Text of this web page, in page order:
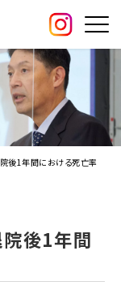
後1年間における死亡率
後1年間